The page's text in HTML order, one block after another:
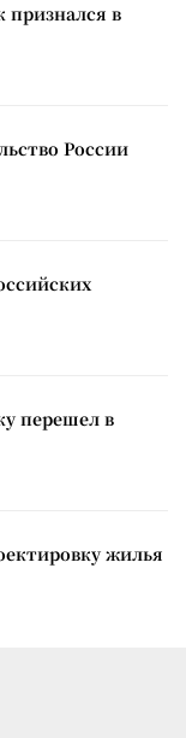
в
России
перешел в
жилья